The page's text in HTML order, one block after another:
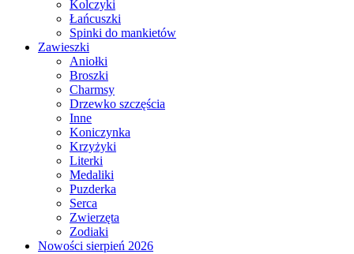
Kolczyki
Łańcuszki
Spinki do mankietów
Zawieszki
Aniołki
Broszki
Charmsy
Drzewko szczęścia
Inne
Koniczynka
Krzyżyki
Literki
Medaliki
Puzderka
Serca
Zwierzęta
Zodiaki
Nowości sierpień 2026